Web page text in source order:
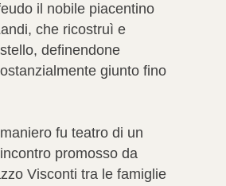
il nobile piacentino
che ricostruì e
definendone
giunto fino
fu teatro di un
promosso da
Visconti tra le famiglie